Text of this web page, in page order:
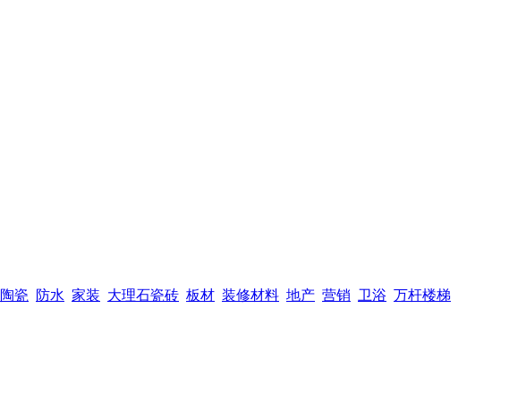
陶瓷 防水 家装 大理石瓷砖 板材 装修材料 地产 营销 卫浴 万杆楼梯